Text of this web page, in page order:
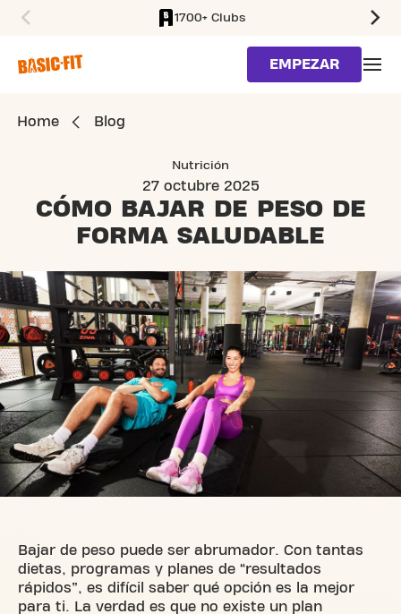
1700+ Clubs
EMPEZAR
Home Blog
Nutrición
27 octubre 2025
CÓMO BAJAR DE PESO DE
FORMA SALUDABLE
Bajar de peso puede ser abrumador. Con tantas
dietas, programas y planes de “resultados
rápidos”, es difícil saber qué opción es la mejor
para ti. La verdad es que no existe un plan